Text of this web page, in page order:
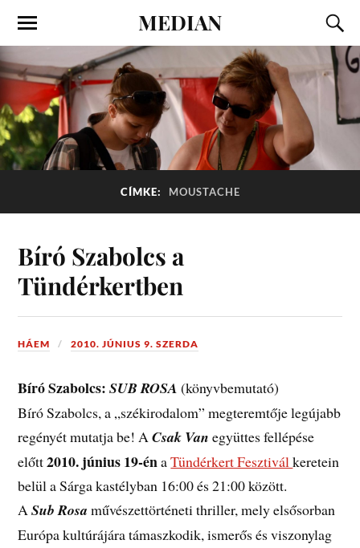
MEDIAN
CÍMKE: MOUSTACHE
Bíró Szabolcs a
Tündérkertben
HÁEM 2010. JÚNIUS 9. SZERDA
Bíró Szabolcs: SUB ROSA (könyvbemutató)
Bíró Szabolcs, a „székirodalom” megteremtője legújabb
regényét mutatja be! ACsak Van együttes fellépése
előtt2010. június 19-énaTündérkert Fesztiválkeretein
belül a Sárga kastélyban 16:00 és 21:00 között.
ASub Rosa művészettörténeti thriller, mely elsősorban
Európa kultúrájára támaszkodik, ismerős és viszonylag